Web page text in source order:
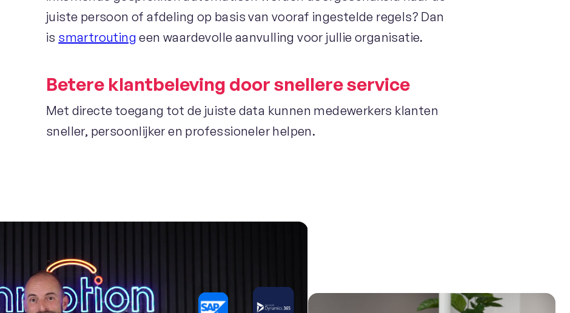
juiste persoon of afdeling op basis van vooraf ingestelde regels? Dan
is smartrouting een waardevolle aanvulling voor jullie organisatie.
Betere klantbeleving door snellere service
Met directe toegang tot de juiste data kunnen medewerkers klanten
sneller, persoonlijker en professioneler helpen.